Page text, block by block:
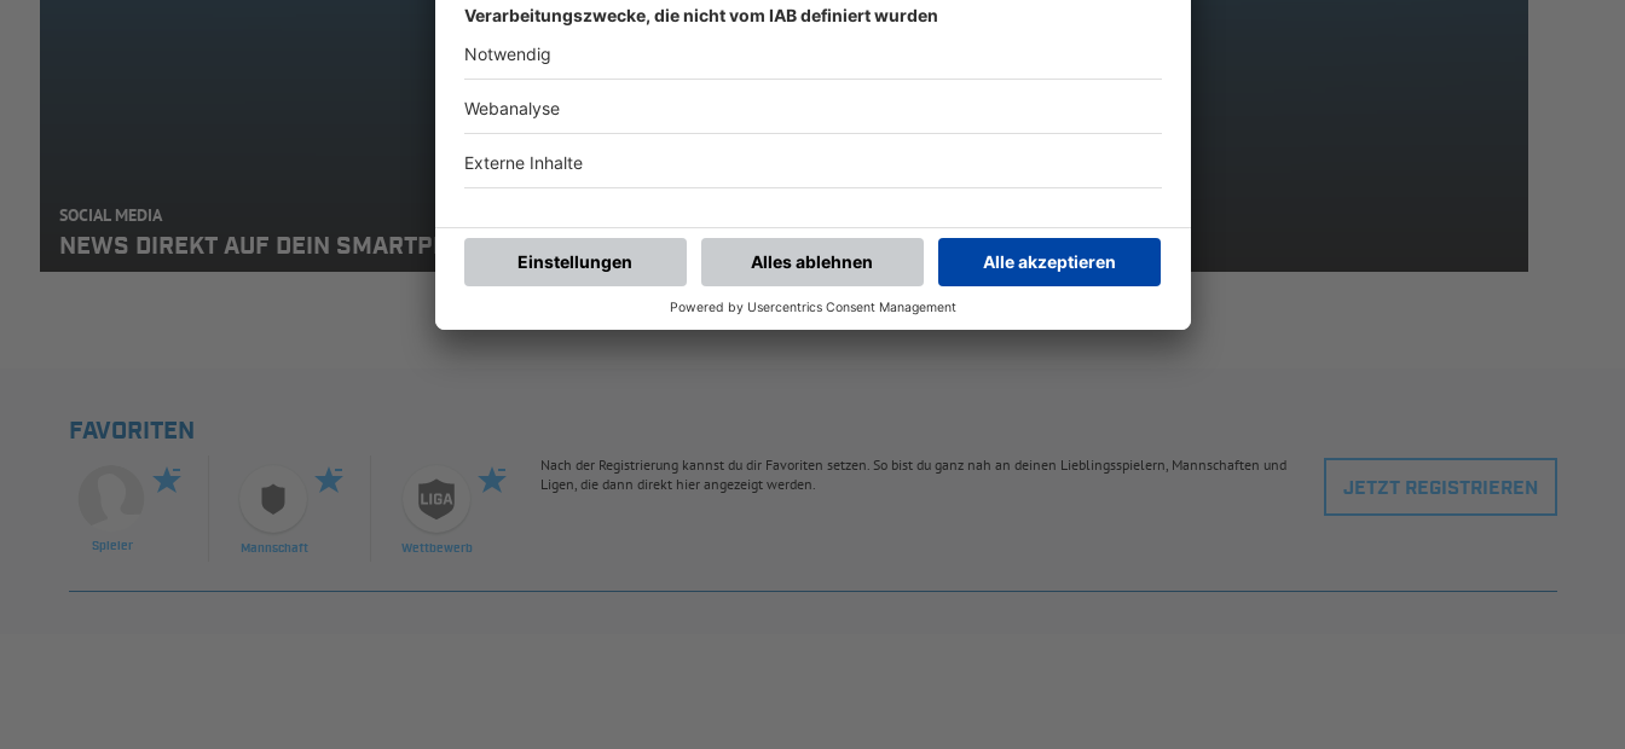
SOCIAL MEDIA
NEWS DIREKT AUF DEIN SMARTPHONE: ABONNIERE DEN BFV-WHATSAPP-KANAL!
FAVORITEN
Spieler Mannschaft Wettbewerb
Nach der Registrierung kannst du dir Favoriten setzen. So bist du ganz nah an deinen Lieblingsspielern, Mannschaften und
Ligen, die dann direkt hier angezeigt werden.
JETZT REGISTRIEREN